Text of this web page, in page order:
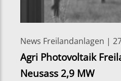
News Freilandanlagen |
Agri Photovoltaik
Neusass 2,9 MW